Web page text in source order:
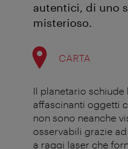
autentici, di uno
misterioso.
CARTA
Il planetario
affascinanti oggetti
non sono neanche
osservabili grazie
a raggi laser che